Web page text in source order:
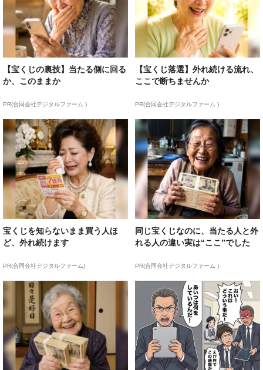
【宝くじの裏技】当たる側に回る
か、このままか
PR(合同会社デジタルファーム )
【宝くじ落選】外れ続ける流れ、
ここで断ちませんか
PR(合同会社デジタルファーム )
宝くじを知らないまま買う人ほ
ど、外れ続けます
PR(合同会社デジタルファーム)
同じ宝くじなのに、当たる人と外
れる人の違い実は“ここ”でした
PR(合同会社デジタルファーム )